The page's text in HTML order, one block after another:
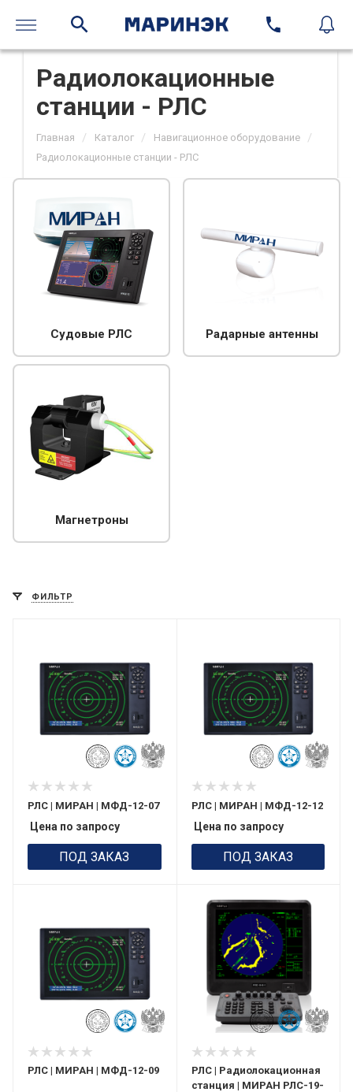
Радиолокационные
станции - РЛС
Главная / Каталог / Навигационное оборудование /
Радиолокационные станции - РЛС
Судовые РЛС Радарные антенны
Магнетроны
ФИЛЬТР
РЛС | МИРАН | МФД-12-07
Цена по запросу
ПОД ЗАКАЗ
РЛС | МИРАН | МФД-12-12
Цена по запросу
ПОД ЗАКАЗ
РЛС | МИРАН | МФД-12-09
РЛС | Радиолокационная
станция | МИРАН РЛС-19-